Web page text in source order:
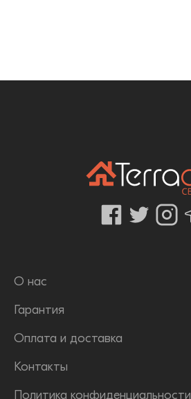
О нас
Гарантия
Оплата и доставка
Контакты
Политика конфиденциальности